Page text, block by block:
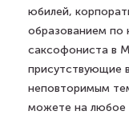
юбилей,
образованием по
саксофониста в
присутствующие
неповторимым
можете на любое